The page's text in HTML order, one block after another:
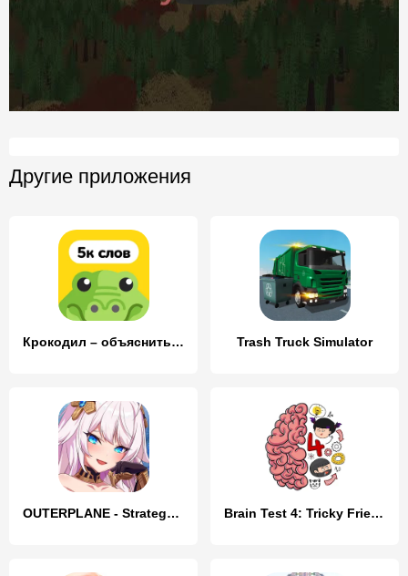
Другие приложения
Крокодил – объяснить слово Trash Truck Simulator
OUTERPLANE - Strategy Anime Brain Test 4: Tricky Friends